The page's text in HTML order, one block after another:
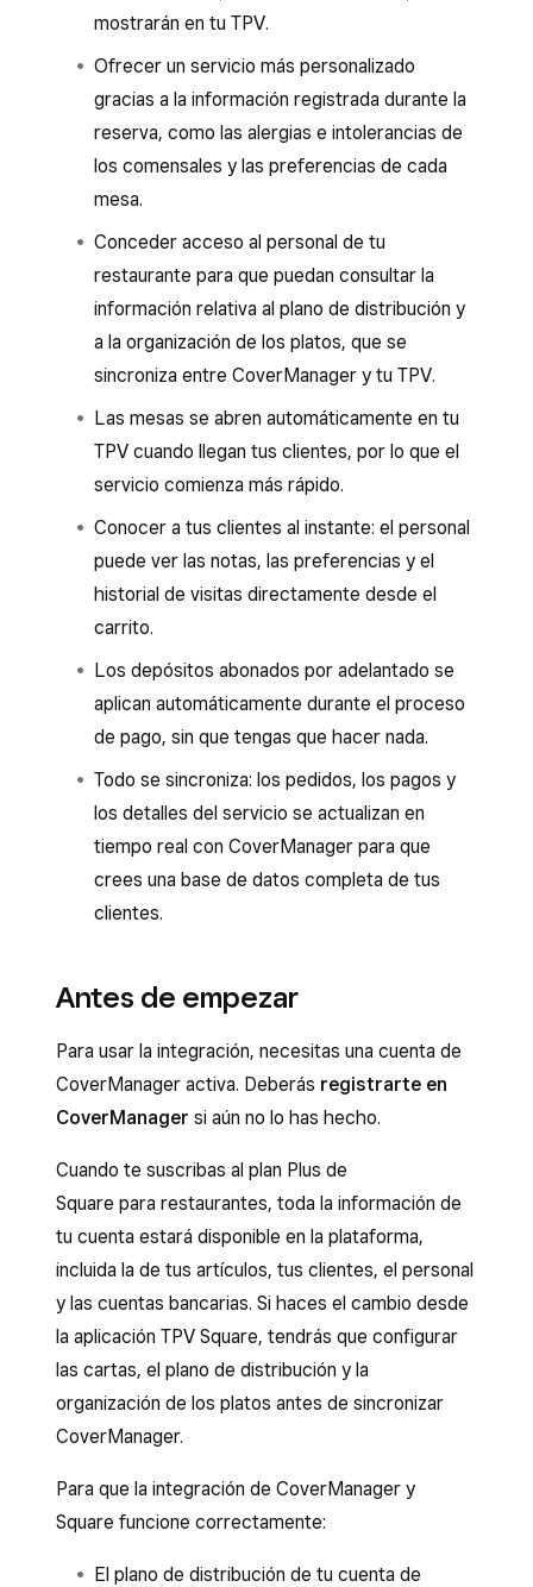
mostrarán en tu TPV.
Ofrecer un servicio más personalizado
gracias a la información registrada durante la
reserva, como las alergias e intolerancias de
los comensales y las preferencias de cada
mesa.
Conceder acceso al personal de tu
restaurante para que puedan consultar la
información relativa al plano de distribución y
a la organización de los platos, que se
sincroniza entre CoverManager y tu TPV.
Las mesas se abren automáticamente en tu
TPV cuando llegan tus clientes, por lo que el
servicio comienza más rápido.
Conocer a tus clientes al instante: el personal
puede ver las notas, las preferencias y el
historial de visitas directamente desde el
carrito.
Los depósitos abonados por adelantado se
aplican automáticamente durante el proceso
de pago, sin que tengas que hacer nada.
Todo se sincroniza: los pedidos, los pagos y
los detalles del servicio se actualizan en
tiempo real con CoverManager para que
crees una base de datos completa de tus
clientes.
Antes de empezar
Para usar la integración, necesitas una cuenta de
CoverManager activa. Deberás registrarte en
CoverManager si aún no lo has hecho.
Cuando te suscribas al plan Plus de
Square para restaurantes, toda la información de
tu cuenta estará disponible en la plataforma,
incluida la de tus artículos, tus clientes, el personal
y las cuentas bancarias. Si haces el cambio desde
la aplicación TPV Square, tendrás que configurar
las cartas, el plano de distribución y la
organización de los platos antes de sincronizar
CoverManager.
Para que la integración de CoverManager y
Square funcione correctamente:
El plano de distribución de tu cuenta de